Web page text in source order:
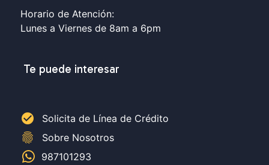
Horario de Atención:
Lunes a Viernes de 8am a 6pm
Te puede interesar
check_circle Solicita de Línea de Crédito
fingerprint
Sobre Nosotros
987101293